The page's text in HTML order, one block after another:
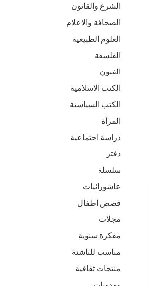
الشرع والقانون
الصحافة والاعلام
العلوم الطبيعية
الفلسفة
الفنون
الكتب الاسلامية
الكتب السياسية
المرأة
دراسة اجتماعية
دفتر
سلسلة
عاشورائيات
قصص اطفال
مجلات
مفكرة سنوية
مناسب للناشئة
منتجات ثقافية